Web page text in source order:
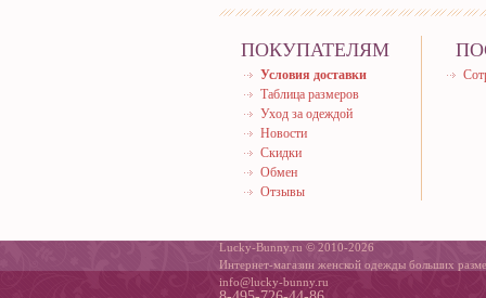
ПОКУПАТЕЛЯМ
Условия доставки
Таблица размеров
Уход за одеждой
Новости
Скидки
Обмен
Отзывы
Lucky-Bunny.ru © 2010-2026
Интернет-магазин женской одежды больших
info@lucky-bunny.ru